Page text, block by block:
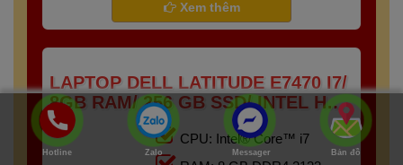
Xem thêm
LAPTOP DELL LATITUDE E7470 I7/
8GB RAM/ 256 GB SSD/ INTEL HD
520/ TOUCH SCREEN
CPU: Intel® Core™ i7
Hotline Zalo Messager Bản đồ